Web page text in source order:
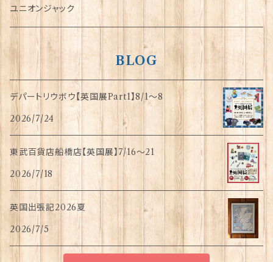
指貫(シンブル)
ユニオンジャック
BLOG
デパートリウボウ【英国展Part1】8/1〜8
2026/7/24
東武百貨店船橋店【英国展】7/16～21
2026/7/18
英国出張記2026夏
2026/7/5